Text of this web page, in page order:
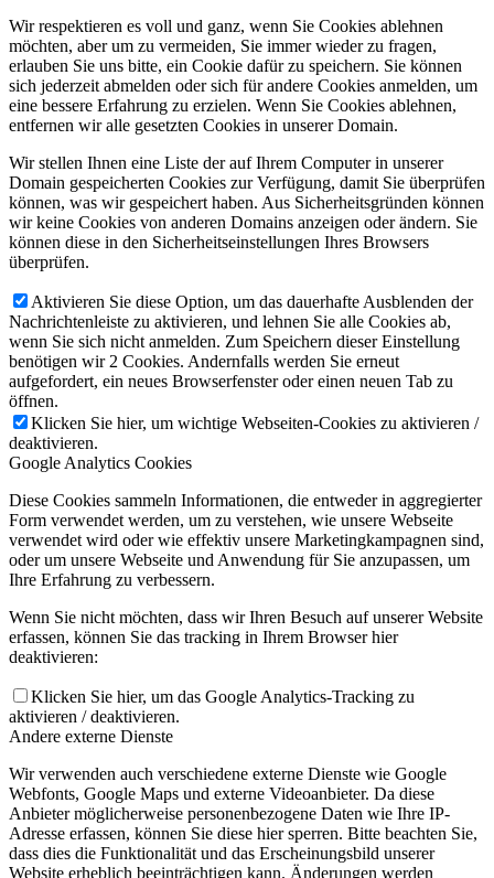
Wir respektieren es voll und ganz, wenn Sie Cookies ablehnen
möchten, aber um zu vermeiden, Sie immer wieder zu fragen,
erlauben Sie uns bitte, ein Cookie dafür zu speichern. Sie können
sich jederzeit abmelden oder sich für andere Cookies anmelden, um
eine bessere Erfahrung zu erzielen. Wenn Sie Cookies ablehnen,
entfernen wir alle gesetzten Cookies in unserer Domain.
Wir stellen Ihnen eine Liste der auf Ihrem Computer in unserer
Domain gespeicherten Cookies zur Verfügung, damit Sie überprüfen
können, was wir gespeichert haben. Aus Sicherheitsgründen können
wir keine Cookies von anderen Domains anzeigen oder ändern. Sie
können diese in den Sicherheitseinstellungen Ihres Browsers
überprüfen.
Aktivieren Sie diese Option, um das dauerhafte Ausblenden der
Nachrichtenleiste zu aktivieren, und lehnen Sie alle Cookies ab,
wenn Sie sich nicht anmelden. Zum Speichern dieser Einstellung
benötigen wir 2 Cookies. Andernfalls werden Sie erneut
aufgefordert, ein neues Browserfenster oder einen neuen Tab zu
öffnen.
Klicken Sie hier, um wichtige Webseiten-Cookies zu aktivieren /
deaktivieren.
Google Analytics Cookies
Diese Cookies sammeln Informationen, die entweder in aggregierter
Form verwendet werden, um zu verstehen, wie unsere Webseite
verwendet wird oder wie effektiv unsere Marketingkampagnen sind,
oder um unsere Webseite und Anwendung für Sie anzupassen, um
Ihre Erfahrung zu verbessern.
Wenn Sie nicht möchten, dass wir Ihren Besuch auf unserer Website
erfassen, können Sie das tracking in Ihrem Browser hier
deaktivieren:
Klicken Sie hier, um das Google Analytics-Tracking zu
aktivieren / deaktivieren.
Andere externe Dienste
Wir verwenden auch verschiedene externe Dienste wie Google
Webfonts, Google Maps und externe Videoanbieter. Da diese
Anbieter möglicherweise personenbezogene Daten wie Ihre IP-
Adresse erfassen, können Sie diese hier sperren. Bitte beachten Sie,
dass dies die Funktionalität und das Erscheinungsbild unserer
Website erheblich beeinträchtigen kann. Änderungen werden